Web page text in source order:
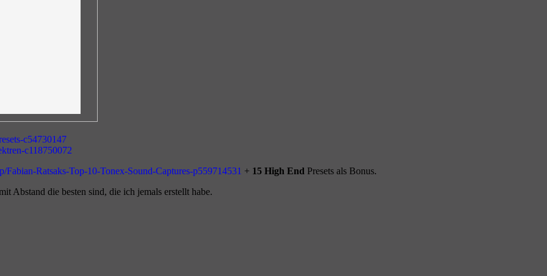
c54730147
c118750072
Fabian-Ratsaks-Top-10-Tonex-Sound-Captures-p559714531 + 15 High End Presets als Bonus.
Abstand die besten sind, die ich jemals erstellt habe.